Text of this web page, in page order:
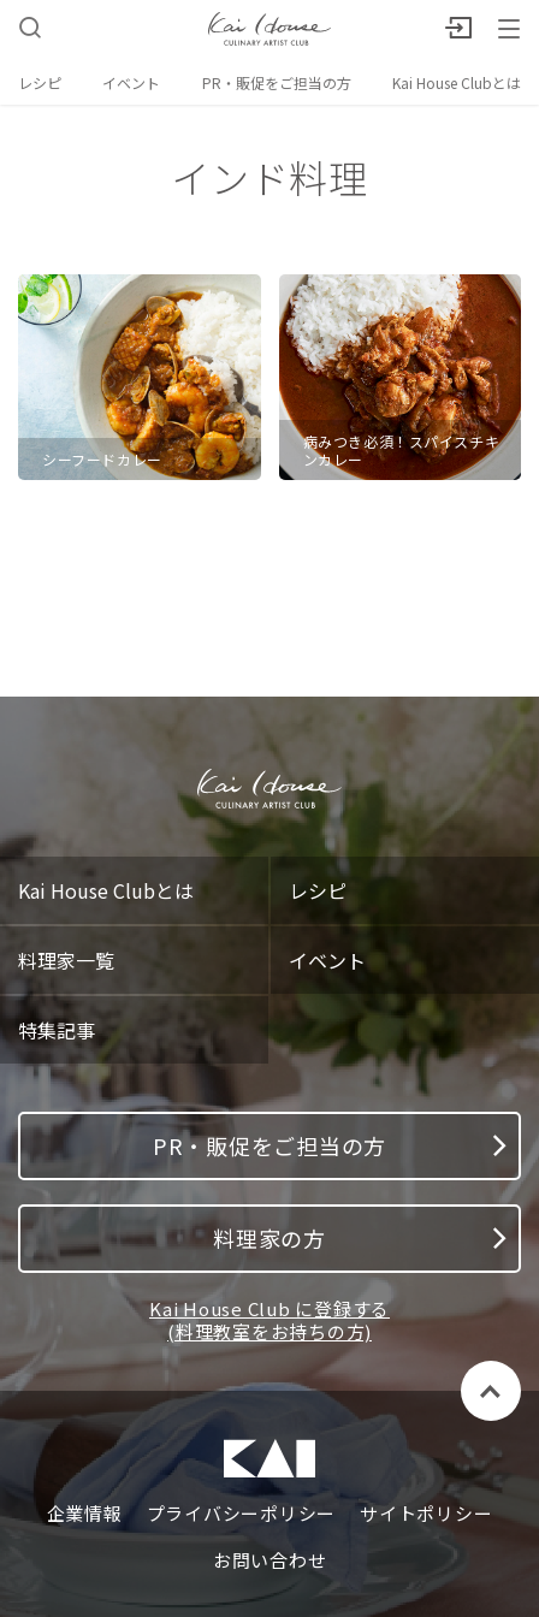
レシピ イベント PR・販促をご担当の方 Kai House Clubとは
インド料理
シーフードカレー
病みつき必須！スパイスチキ
ンカレー
Kai House Clubとは レシピ
料理家一覧 イベント
特集記事
PR・販促をご担当の方
料理家の方
Kai House Club に登録する
(料理教室をお持ちの方)
企業情報 プライバシーポリシー
サイトポリシー
お問い合わせ